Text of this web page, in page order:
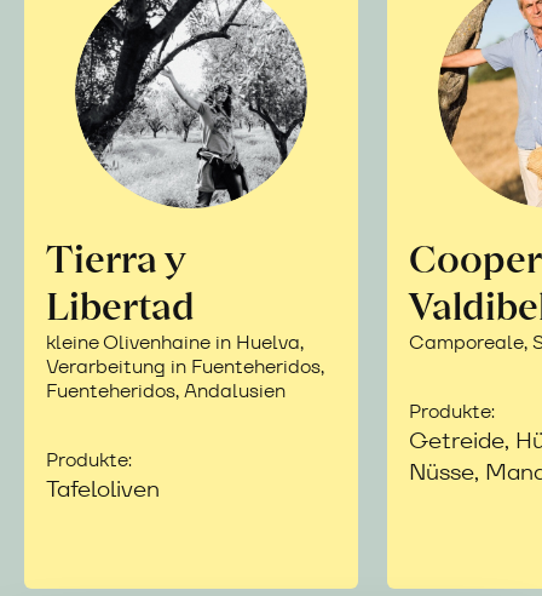
Tierra y
Libertad
kleine Olivenhaine in Huelva,
Verarbeitung in Fuenteheridos,
Fuenteheridos, Andalusien
Produkte:
Tafeloliven
Camporeale,
Produkte:
Getreide,
Nüsse,